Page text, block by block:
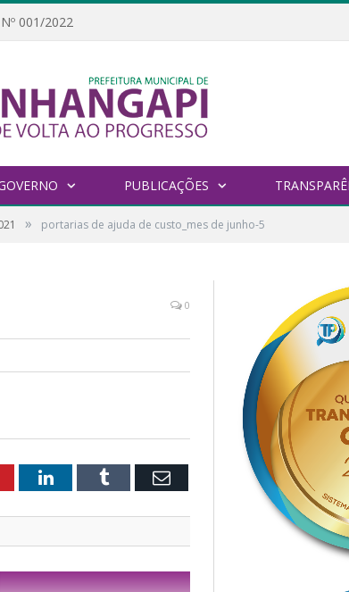
001/2022
PUBLICAÇÕES
» portarias de ajuda de custo_mes de junho-5
0
LinkedInTumblr Email